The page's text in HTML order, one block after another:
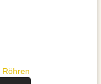
Röhren